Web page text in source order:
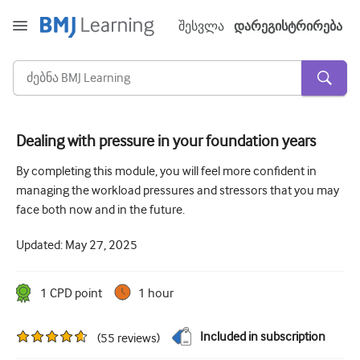
შესვლა დარეგისტრირება
მწვავე და გადაუდებელი
ალერგია
კომუნიკაციის უნარი
Dealing with pressure in your foundation years
By completing this module, you will feel more confident in
managing the workload pressures and stressors that you may
face both now and in the future.
Updated: May 27, 2025
1 CPD point 1 hour
(55 reviews) Included in subscription